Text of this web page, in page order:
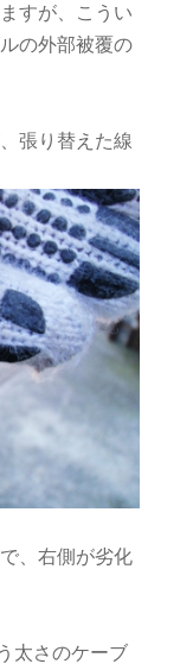
すが、こうい
の外部被覆の
張り替えた線
、右側が劣化
太さのケーブ